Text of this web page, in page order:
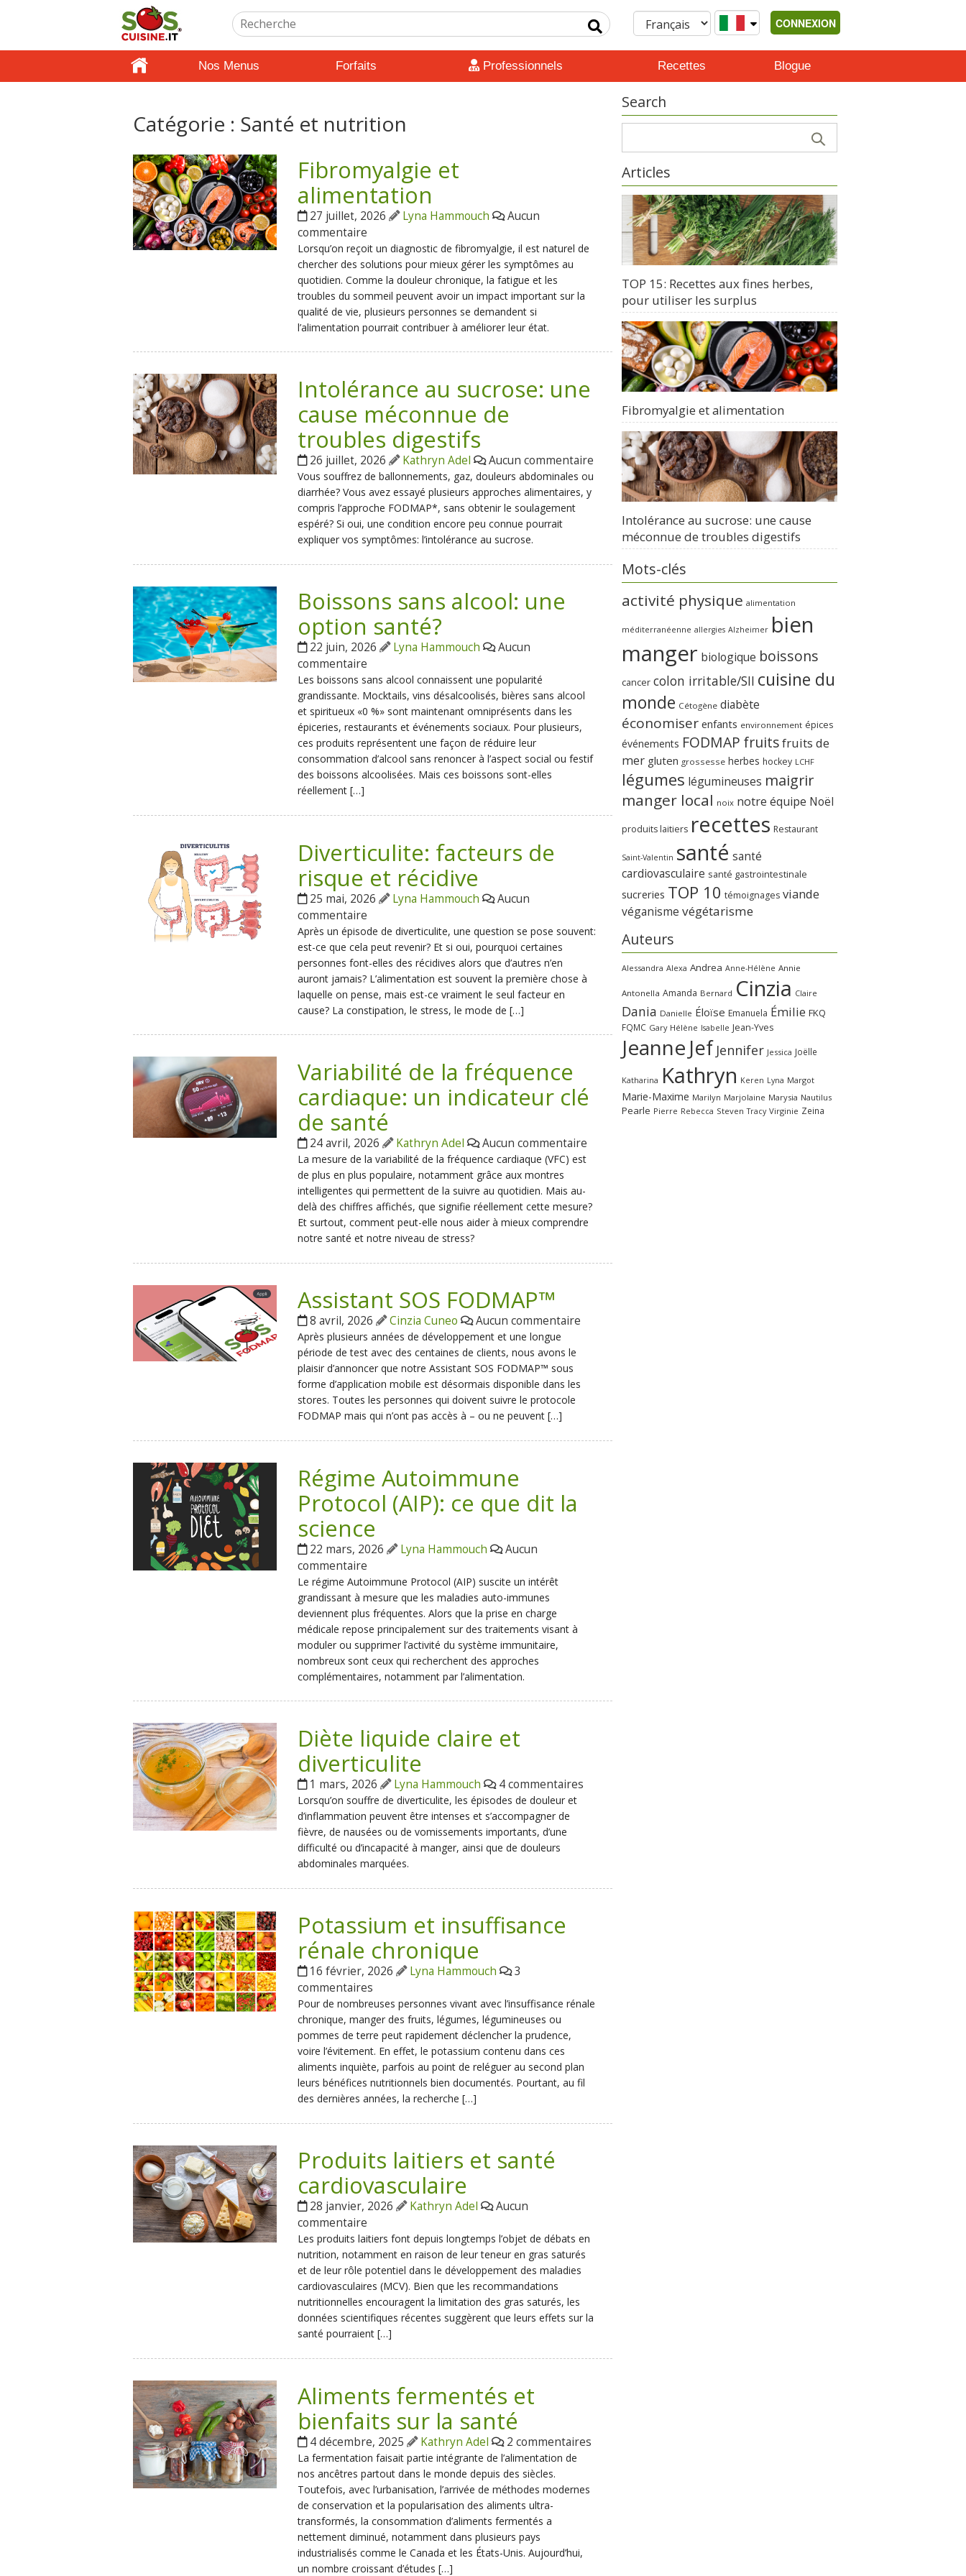
CONNEXION
Nos Menus Forfaits Professionnels Recettes Blogue
Catégorie : Santé et nutrition
Fibromyalgie et
alimentation
27 juillet, 2026 Lyna Hammouch
Aucun
commentaire
Lorsqu’on reçoit un diagnostic de fibromyalgie, il est naturel de
chercher des solutions pour mieux gérer les symptômes au
quotidien. Comme la douleur chronique, la fatigue et les
troubles du sommeil peuvent avoir un impact important sur la
qualité de vie, plusieurs personnes se demandent si
l’alimentation pourrait contribuer à améliorer leur état.
Intolérance au sucrose: une
cause méconnue de
troubles digestifs
26 juillet, 2026 Kathryn Adel Aucun commentaire
Vous souffrez de ballonnements, gaz, douleurs abdominales ou
diarrhée? Vous avez essayé plusieurs approches alimentaires, y
compris l’approche FODMAP*, sans obtenir le soulagement
espéré? Si oui, une condition encore peu connue pourrait
expliquer vos symptômes: l’intolérance au sucrose.
Boissons sans alcool: une
option santé?
22 juin, 2026 Lyna Hammouch
Aucun
commentaire
Les boissons sans alcool connaissent une popularité
grandissante. Mocktails, vins désalcoolisés, bières sans alcool
et spiritueux «0 %» sont maintenant omniprésents dans les
épiceries, restaurants et événements sociaux. Pour plusieurs,
ces produits représentent une façon de réduire leur
consommation d’alcool sans renoncer à l’aspect social ou festif
des boissons alcoolisées. Mais ces boissons sont-elles
réellement […]
Diverticulite: facteurs de
risque et récidive
25 mai, 2026 Lyna Hammouch
Aucun
commentaire
Après un épisode de diverticulite, une question se pose souvent:
est-ce que cela peut revenir? Et si oui, pourquoi certaines
personnes font-elles des récidives alors que d’autres n’en
auront jamais? L’alimentation est souvent la première chose à
laquelle on pense, mais est-ce vraiment le seul facteur en
cause? La constipation, le stress, le mode de […]
Variabilité de la fréquence
cardiaque: un indicateur clé
de santé
24 avril, 2026 Kathryn Adel Aucun commentaire
La mesure de la variabilité de la fréquence cardiaque (VFC) est
de plus en plus populaire, notamment grâce aux montres
intelligentes qui permettent de la suivre au quotidien. Mais au-
delà des chiffres affichés, que signifie réellement cette mesure?
Et surtout, comment peut-elle nous aider à mieux comprendre
notre santé et notre niveau de stress?
Assistant SOS FODMAP™
8 avril, 2026 Cinzia Cuneo Aucun commentaire
Après plusieurs années de développement et une longue
période de test avec des centaines de clients, nous avons le
plaisir d’annoncer que notre Assistant SOS FODMAP™ sous
forme d’application mobile est désormais disponible dans les
stores. Toutes les personnes qui doivent suivre le protocole
FODMAP mais qui n’ont pas accès à – ou ne peuvent […]
Régime Autoimmune
Protocol (AIP): ce que dit la
science
22 mars, 2026 Lyna Hammouch
Aucun
commentaire
Le régime Autoimmune Protocol (AIP) suscite un intérêt
grandissant à mesure que les maladies auto-immunes
deviennent plus fréquentes. Alors que la prise en charge
médicale repose principalement sur des traitements visant à
moduler ou supprimer l’activité du système immunitaire,
nombreux sont ceux qui recherchent des approches
complémentaires, notamment par l’alimentation.
Diète liquide claire et
diverticulite
1 mars, 2026 Lyna Hammouch 4 commentaires
Lorsqu’on souffre de diverticulite, les épisodes de douleur et
d’inflammation peuvent être intenses et s’accompagner de
fièvre, de nausées ou de vomissements importants, d’une
difficulté ou d’incapacité à manger, ainsi que de douleurs
abdominales marquées.
Potassium et insuffisance
rénale chronique
16 février, 2026 Lyna Hammouch
3
commentaires
Pour de nombreuses personnes vivant avec l’insuffisance rénale
chronique, manger des fruits, légumes, légumineuses ou
pommes de terre peut rapidement déclencher la prudence,
voire l’évitement. En effet, le potassium contenu dans ces
aliments inquiète, parfois au point de reléguer au second plan
leurs bénéfices nutritionnels bien documentés. Pourtant, au fil
des dernières années, la recherche […]
Produits laitiers et santé
cardiovasculaire
28 janvier, 2026 Kathryn Adel
Aucun
commentaire
Les produits laitiers font depuis longtemps l’objet de débats en
nutrition, notamment en raison de leur teneur en gras saturés
et de leur rôle potentiel dans le développement des maladies
cardiovasculaires (MCV). Bien que les recommandations
nutritionnelles encouragent la limitation des gras saturés, les
données scientifiques récentes suggèrent que leurs effets sur la
santé pourraient […]
Aliments fermentés et
bienfaits sur la santé
4 décembre, 2025 Kathryn Adel 2 commentaires
La fermentation faisait partie intégrante de l’alimentation de
nos ancêtres partout dans le monde depuis des siècles.
Toutefois, avec l’urbanisation, l’arrivée de méthodes modernes
de conservation et la popularisation des aliments ultra-
transformés, la consommation d’aliments fermentés a
nettement diminué, notamment dans plusieurs pays
industrialisés comme le Canada et les États-Unis. Aujourd’hui,
un nombre croissant d’études […]
Search
Articles
TOP 15: Recettes aux fines herbes,
pour utiliser les surplus
Fibromyalgie et alimentation
Intolérance au sucrose: une cause
méconnue de troubles digestifs
Mots-clés
activité physique alimentation
méditerranéenne allergies Alzheimer bien
manger biologique boissons
cancer colon irritable/SII cuisine du
monde Cétogène diabète
économiser enfants environnement épices
événements FODMAP fruitsfruits de
mer gluten grossesse herbes hockey LCHF
légumes légumineuses maigrir
manger local noix notre équipe Noël
produits laitiers recettes Restaurant
Saint-Valentin santé santé
cardiovasculaire santé gastrointestinale
sucreries TOP 10 témoignages viande
véganisme végétarisme
Auteurs
Alessandra Alexa Andrea Anne-Hélène Annie
Antonella Amanda Bernard Cinzia Claire
Dania Danielle Éloïse Emanuela Émilie FKQ
FQMC Gary Hélène Isabelle Jean-Yves
Jeanne Jef Jennifer Jessica Joëlle
Katharina Kathryn Keren Lyna Margot
Marie-Maxime Marilyn Marjolaine Marysia Nautilus
Pearle Pierre Rebecca Steven Tracy Virginie Zeina